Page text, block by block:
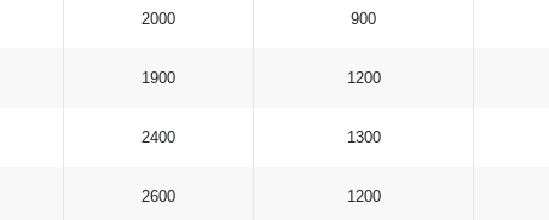
2000 900
1900 1200
2400 1300
2600 1200